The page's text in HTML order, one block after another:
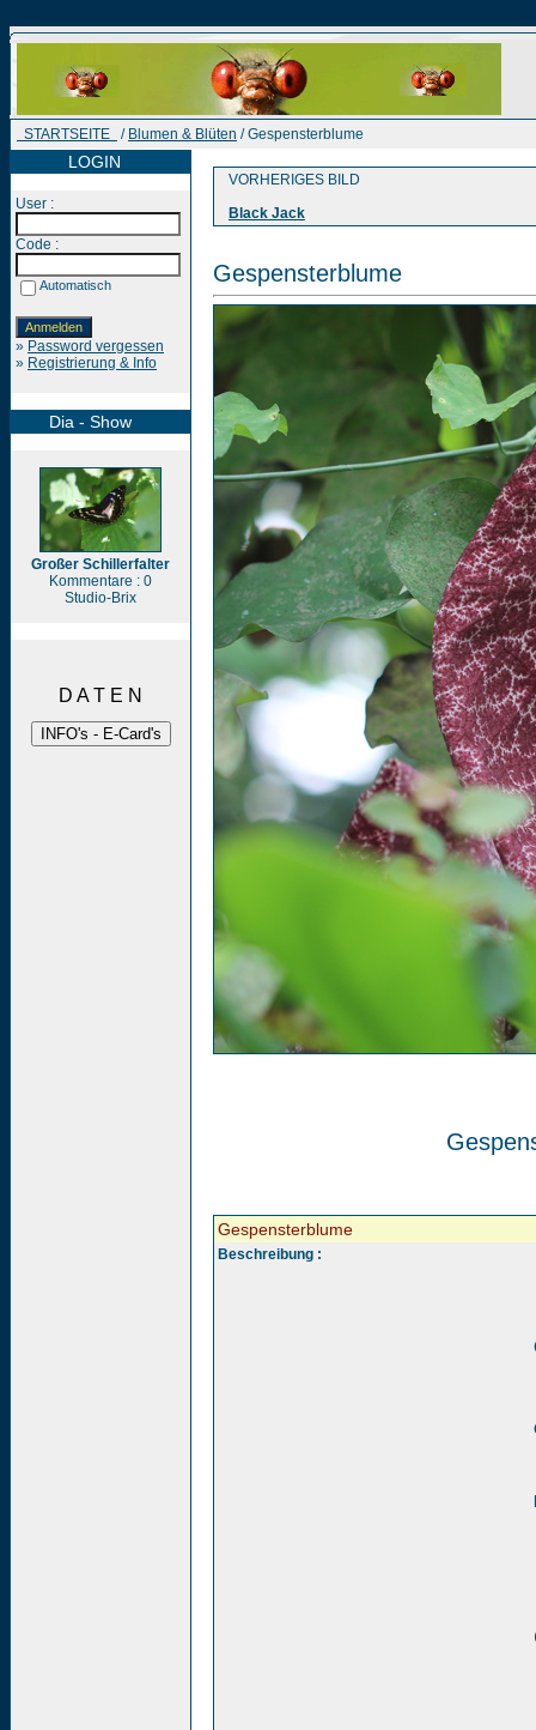
STARTSEITE / Blumen & Blüten / Gespensterblume
LOGIN
User :
Code :
Automatisch
» Password vergessen
» Registrierung & Info
Dia - Show
Großer Schillerfalter
Kommentare : 0
Studio-Brix
D A T E N
VORHERIGES BILD
Black Jack
Gespensterblume
Gespensterblume
Beschreibung :